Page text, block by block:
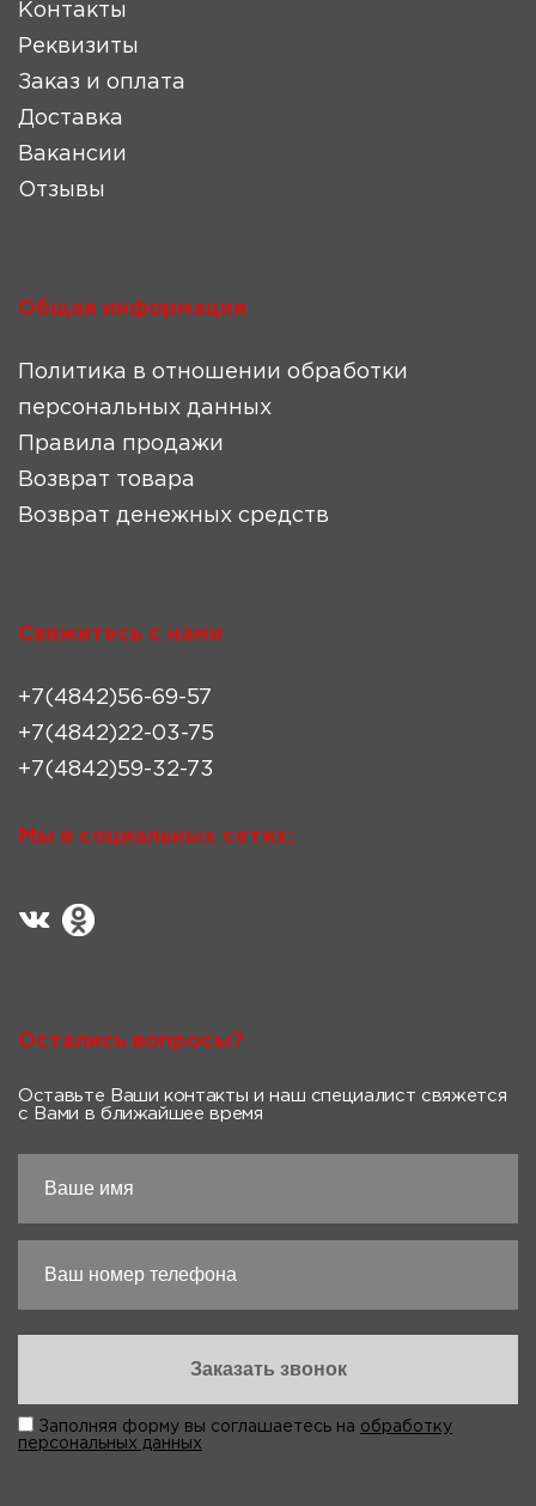
Контакты
Реквизиты
Заказ и оплата
Доставка
Вакансии
Отзывы
Общая информация
Политика в отношении обработки
персональных данных
Правила продажи
Возврат товара
Возврат денежных средств
Свяжитесь с нами
+7(4842)56-69-57
+7(4842)22-03-75
+7(4842)59-32-73
Мы в социальных сетях:
Остались вопросы?
Оставьте Ваши контакты и наш специалист свяжется
с Вами в ближайшее время
Заполняя форму вы соглашаетесь на обработку
персональных данных